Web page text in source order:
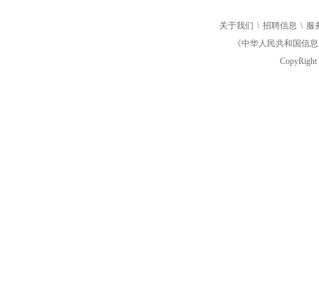
关于我们 \ 招聘信息 \ 服
《中华人民共和国信
CopyRight